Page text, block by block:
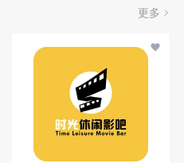
更多